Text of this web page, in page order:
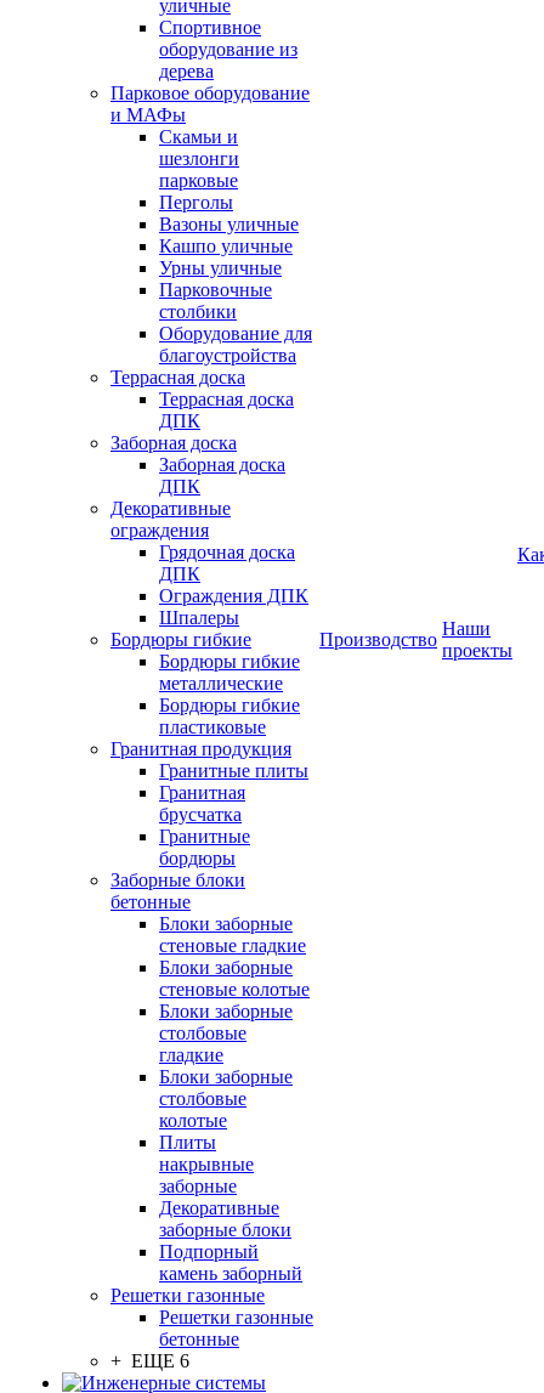
уличные
Спортивное
оборудование из
дерева
Парковое оборудование
и МАФы
Скамьи и
шезлонги
парковые
Перголы
Вазоны уличные
Кашпо уличные
Урны уличные
Парковочные
столбики
Оборудование для
благоустройства
Террасная доска
Террасная доска
ДПК
Заборная доска
Заборная доска
ДПК
Декоративные
ограждения
Грядочная доска
ДПК
Ограждения ДПК
Шпалеры
Бордюры гибкие
Бордюры гибкие
металлические
Бордюры гибкие
пластиковые
Гранитная продукция
Гранитные плиты
Гранитная
брусчатка
Гранитные
бордюры
Заборные блоки
бетонные
Блоки заборные
стеновые гладкие
Блоки заборные
стеновые колотые
Блоки заборные
столбовые
гладкие
Блоки заборные
столбовые
колотые
Плиты
накрывные
заборные
Декоративные
заборные блоки
Подпорный
камень заборный
Решетки газонные
Решетки газонные
бетонные
+ ЕЩЕ 6
Производство
Наши
проекты